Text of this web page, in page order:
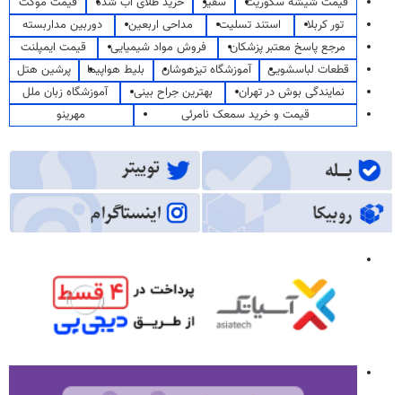
تور کربلا
استند تسلیت مداحی اربعین
دوربین مداربسته
مرجع پاسخ معتبر پزشکان
فروش مواد شیمیایی
قیمت ایمپلنت
قطعات لباسشویی
آموزشگاه تیزهوشان بلیط هواپیما
پرشین هتل
نمایندگی بوش در تهران
بهترین جراح بینی
آموزشگاه زبان ملل
قیمت و خرید سمعک نامرئی
مهرینو